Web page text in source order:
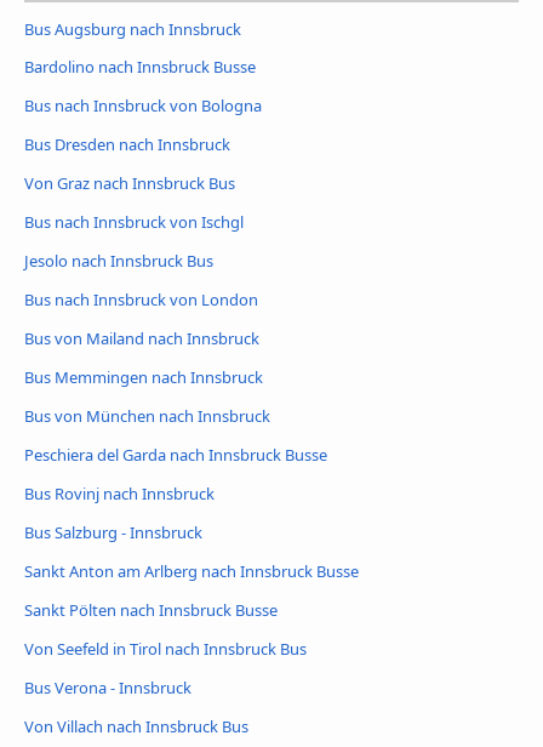
Bus Augsburg nach Innsbruck
Bardolino nach Innsbruck Busse
Bus nach Innsbruck von Bologna
Bus Dresden nach Innsbruck
Von Graz nach Innsbruck Bus
Bus nach Innsbruck von Ischgl
Jesolo nach Innsbruck Bus
Bus nach Innsbruck von London
Bus von Mailand nach Innsbruck
Bus Memmingen nach Innsbruck
Bus von München nach Innsbruck
Peschiera del Garda nach Innsbruck Busse
Bus Rovinj nach Innsbruck
Bus Salzburg - Innsbruck
Sankt Anton am Arlberg nach Innsbruck Busse
Sankt Pölten nach Innsbruck Busse
Von Seefeld in Tirol nach Innsbruck Bus
Bus Verona - Innsbruck
Von Villach nach Innsbruck Bus